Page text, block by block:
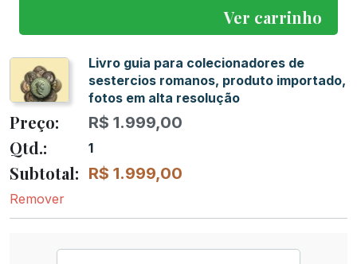
Ver carrinho
Livro guia para colecionadores de
sestercios romanos, produto importado,
fotos em alta resolução
R$ 1.999,00
1
R$ 1.999,00
Remover